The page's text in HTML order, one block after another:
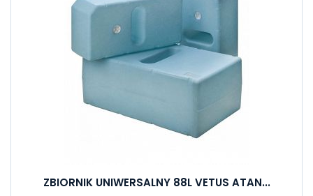
ZBIORNIK UNIWERSALNY 88L VETUS ATAN...